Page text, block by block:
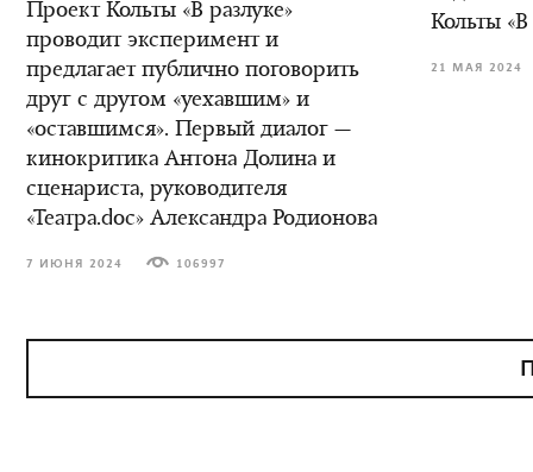
Проект Кольты «В разлуке»
проводит эксперимент и
предлагает публично поговорить
друг с другом «уехавшим» и
«оставшимся». Первый диалог —
кинокритика Антона Долина и
сценариста, руководителя
«Театра.doc» Александра Родионова
7 ИЮНЯ 2024 106997
Кольты «В
21 МАЯ 2024